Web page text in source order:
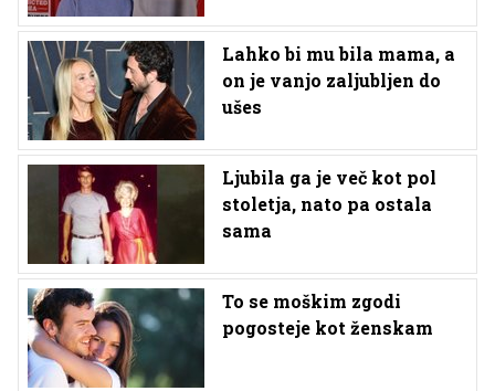
Lahko bi mu bila mama, a
on je vanjo zaljubljen do
ušes
Ljubila ga je več kot pol
stoletja, nato pa ostala
sama
To se moškim zgodi
pogosteje kot ženskam